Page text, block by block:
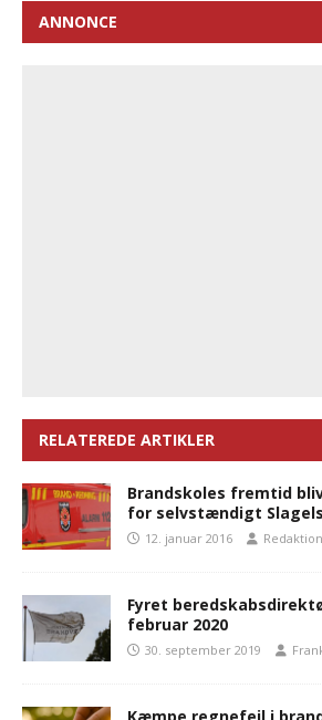
ANNONCE
RELATEREDE ARTIKLER
Brandskoles fremtid
for selvstændigt
12. januar 2016
Fyret
februar 2020
30. september 2019